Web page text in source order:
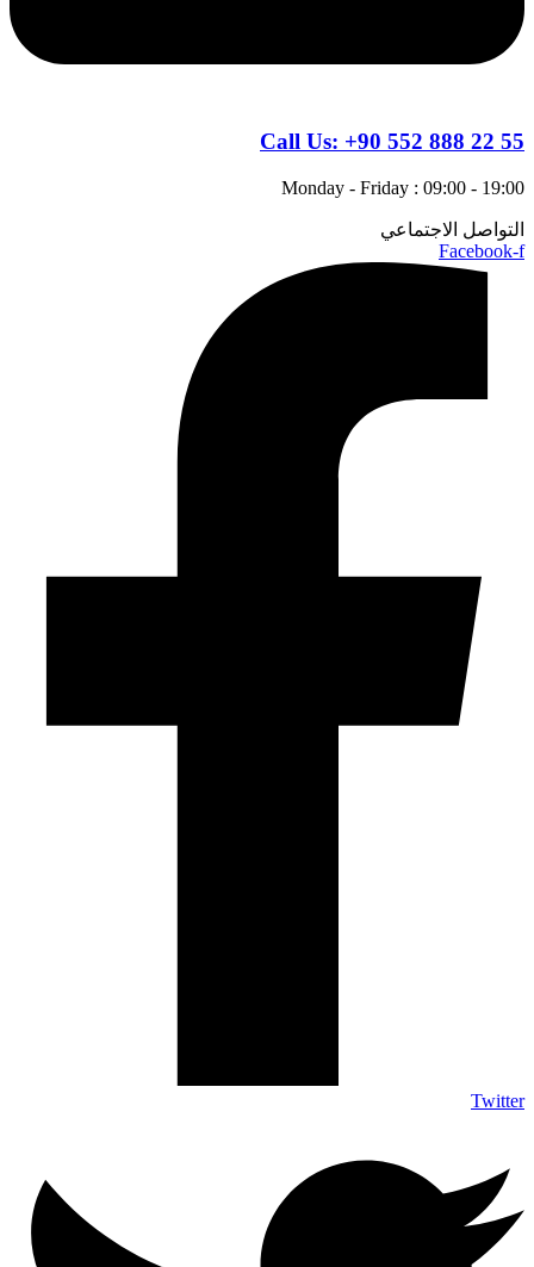
Call Us: +90 552 888 22 55
Monday - Friday : 09:00 - 19:00
التواصل الاجتماعي
Facebook-f
Twitter